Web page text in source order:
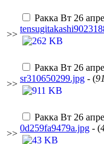
>>
Ракка Вт 26
>>
Ракка Вт 26
sr310650299.jpg - (
>>
Ракка Вт 26
0d259fa9479a.jpg - (